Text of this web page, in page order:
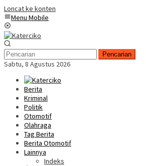
Loncat ke konten
Menu Mobile
Pencarian
Sabtu, 8 Agustus 2026
Berita
Kriminal
Politik
Otomotif
Olahraga
Tag Berita
Berita Otomotif
Lainnya
Indeks